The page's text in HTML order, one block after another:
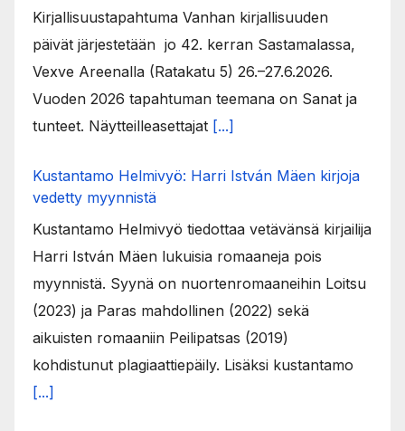
Kirjallisuustapahtuma Vanhan kirjallisuuden
päivät järjestetään jo 42. kerran Sastamalassa,
Vexve Areenalla (Ratakatu 5) 26.–27.6.2026.
Vuoden 2026 tapahtuman teemana on Sanat ja
tunteet. Näytteilleasettajat [...]
Kustantamo Helmivyö: Harri István Mäen kirjoja
vedetty myynnistä
Kustantamo Helmivyö tiedottaa vetävänsä kirjailija
Harri István Mäen lukuisia romaaneja pois
myynnistä. Syynä on nuortenromaaneihin Loitsu
(2023) ja Paras mahdollinen (2022) sekä
aikuisten romaaniin Peilipatsas (2019)
kohdistunut plagiaattiepäily. Lisäksi kustantamo
[...]